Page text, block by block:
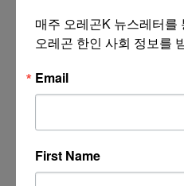
매주 오레곤K 뉴스레터를
오레곤 한인 사회 정보를
Email
First Name